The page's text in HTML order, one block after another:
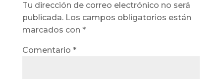
Tu dirección de correo electrónico no será
publicada. Los campos obligatorios están
marcados con *
Comentario *